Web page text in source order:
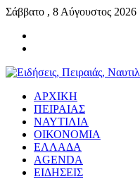
Σάββατο , 8 Αύγουστος 2026
ΑΡΧΙΚΗ
ΠΕΙΡΑΙΑΣ
ΝΑΥΤΙΛΙΑ
ΟΙΚΟΝΟΜΙΑ
ΕΛΛΑΔΑ
AGENDA
ΕΙΔΗΣΕΙΣ